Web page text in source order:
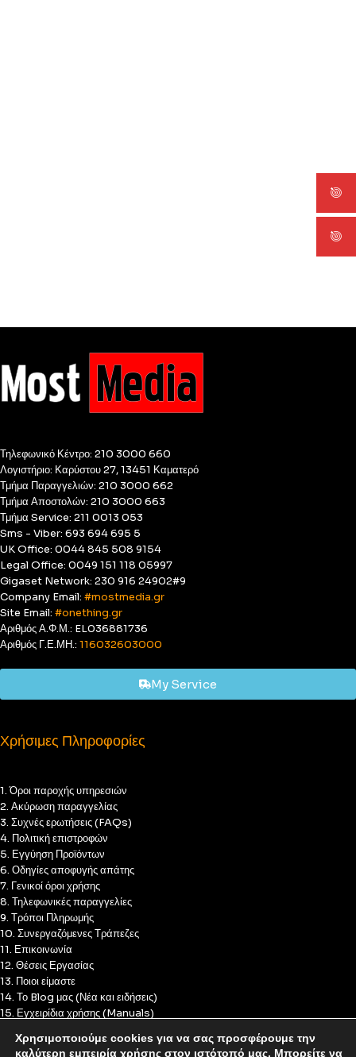
Τηλεφωνικό Κέντρο: 210 3000 660
Λογιστήριο: Καρύστου 27, 13451 Καματερό
Τμήμα Παραγγελιών: 210 3000 662
Τμήμα Αποστολών: 210 3000 663
Τμήμα Service: 211 0013 053
Sms - Viber: 693 694 695 5
UK Office: 0044 845 508 9154
Legal Office: 0049 151 118 05997
Gigaset Network: 230 916 24902#9
Company Email: #mostmedia.gr
Site Email: #onething.gr
Αριθμός Α.Φ.Μ.: EL036881736
Αριθμός Γ.Ε.ΜΗ.: 116032603000
My Service
Χρήσιμες Πληροφορίες
1. Όροι παροχής υπηρεσιών
2. Ακύρωση παραγγελίας
3. Συχνές ερωτήσεις (FAQs)
4. Πολιτική επιστροφών
5. Εγγύηση Προϊόντων
6. Οδηγίες αποφυγής απάτης
7. Γενικοί όροι χρήσης
8. Τηλεφωνικές παραγγελίες
9. Τρόποι Πληρωμής
10. Συνεργαζόμενες Τράπεζες
11. Επικοινωνία
12. Θέσεις Εργασίας
13. Ποιοι είμαστε
14. Το Blog μας (Νέα και ειδήσεις)
15. Εγχειρίδια χρήσης (Manuals)
17. Πολιτική Cookies
Χρησιμοποιούμε cookies για να σας προσφέρουμε την
καλύτερη εμπειρία χρήσης στον ιστότοπό μας. Μπορείτε να